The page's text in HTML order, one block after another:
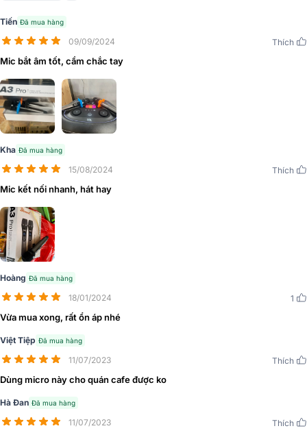
Củ micro có góc cộng hưởng rộng, thu âm tốt, người dùng không
cần để micro quá sát miệng mà vẫn cho giọng hát trong trẻo tự
nhiên, đầy đủ âm thanh.
Có thể nhận thấy rằng
về thiết kế không chỉ mang đến vẻ ngoài thanh lịch, đẹp mắt mà
Tiến Đã mua hàng
09/09/2024 Thích
Mic bắt âm tốt, cầm chắc tay
Kha Đã mua hàng
15/08/2024 Thích
Mic kết nối nhanh, hát hay
Hoàng Đã mua hàng
18/01/2024 1
Vừa mua xong, rất ổn áp nhé
Việt Tiệp Đã mua hàng
11/07/2023 Thích
Dùng micro này cho quán cafe được ko
Hà Đan Đã mua hàng
11/07/2023 Thích